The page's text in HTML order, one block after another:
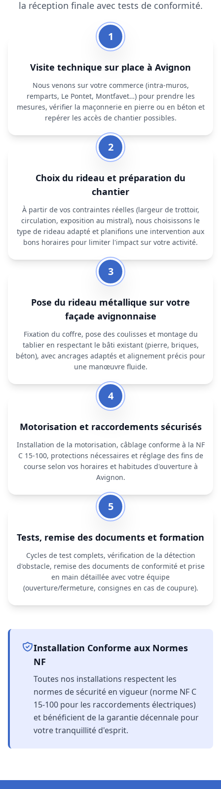
la réception finale avec tests de conformité.
1
Visite technique sur place à Avignon
Nous venons sur votre commerce (intra‑muros,
remparts, Le Pontet, Montfavet…) pour prendre les
mesures, vérifier la maçonnerie en pierre ou en béton et
repérer les accès de chantier possibles.
2
Choix du rideau et préparation du
chantier
À partir de vos contraintes réelles (largeur de trottoir,
circulation, exposition au mistral), nous choisissons le
type de rideau adapté et planifions une intervention aux
bons horaires pour limiter l'impact sur votre activité.
3
Pose du rideau métallique sur votre
façade avignonnaise
Fixation du coffre, pose des coulisses et montage du
tablier en respectant le bâti existant (pierre, briques,
béton), avec ancrages adaptés et alignement précis pour
une manœuvre fluide.
4
Motorisation et raccordements sécurisés
Installation de la motorisation, câblage conforme à la NF
C 15‑100, protections nécessaires et réglage des fins de
course selon vos horaires et habitudes d'ouverture à
Avignon.
5
Tests, remise des documents et formation
Cycles de test complets, vérification de la détection
d'obstacle, remise des documents de conformité et prise
en main détaillée avec votre équipe
(ouverture/fermeture, consignes en cas de coupure).
Installation Conforme aux Normes
NF
Toutes nos installations respectent les
normes de sécurité en vigueur (norme NF C
15-100 pour les raccordements électriques)
et bénéficient de la garantie décennale pour
votre tranquillité d'esprit.